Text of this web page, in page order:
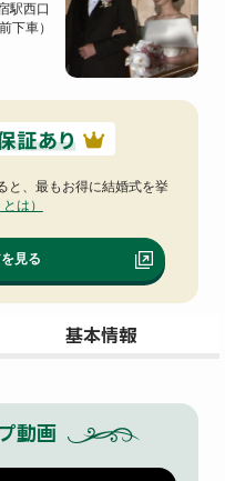
駅西口
下車）
、 最もお得に結婚式を挙
は）
見る
基本情報
動画